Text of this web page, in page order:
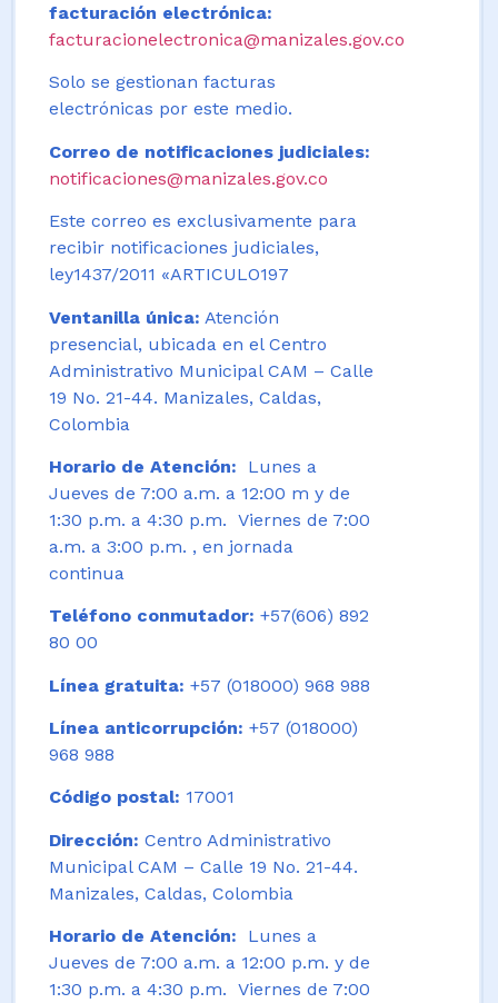
facturación electrónica:
facturacionelectronica@manizales.gov.co
Solo se gestionan facturas
electrónicas por este medio.
Correo de notificaciones judiciales:
notificaciones@manizales.gov.co
Este correo es exclusivamente para
recibir notificaciones judiciales,
ley1437/2011 «ARTICULO197
Ventanilla única: Atención
presencial, ubicada en el Centro
Administrativo Municipal CAM – Calle
19 No. 21-44. Manizales, Caldas,
Colombia
Horario de Atención:
Lunes a
Jueves de 7:00 a.m. a 12:00 m y de
1:30 p.m. a 4:30 p.m. Viernes de 7:00
a.m. a 3:00 p.m. , en jornada
continua
Teléfono conmutador: +57(606) 892
80 00
Línea gratuita: +57 (018000) 968 988
Línea anticorrupción: +57 (018000)
968 988
Código postal: 17001
Dirección: Centro Administrativo
Municipal CAM – Calle 19 No. 21-44.
Manizales, Caldas, Colombia
Horario de Atención: Lunes a
Jueves de 7:00 a.m. a 12:00 p.m. y de
1:30 p.m. a 4:30 p.m. Viernes de 7:00